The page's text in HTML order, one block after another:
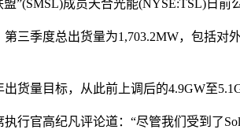
成员天合光能(NYSE:TSL)日前
季度总出货量为1,703.2MW，包括对
量目标，从此前上调后的4.9GW至
官高纪凡评论道：“尽管我们受到了